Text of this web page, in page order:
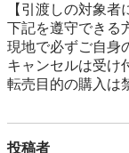
【引渡しの対象者
下記を遵守できる
現地で必ずご⾃⾝
キャンセルは受け
転売⽬的の購⼊は
投稿者